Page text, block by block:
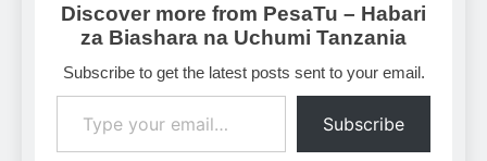
Discover more from PesaTu – Habari
za Biashara na Uchumi Tanzania
Subscribe to get the latest posts sent to your email.
Type your email…
Subscribe